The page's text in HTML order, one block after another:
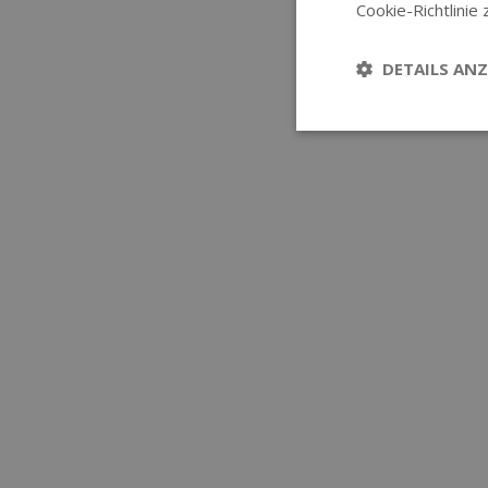
Cookie-Richtlinie
DETAILS